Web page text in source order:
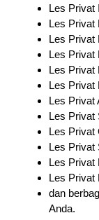
Les Privat
Les Privat
Les Privat
Les Privat
Les Privat
Les Privat
Les Privat
Les Privat
Les Privat
Les Privat
Les Privat
Les Privat
dan
Anda.